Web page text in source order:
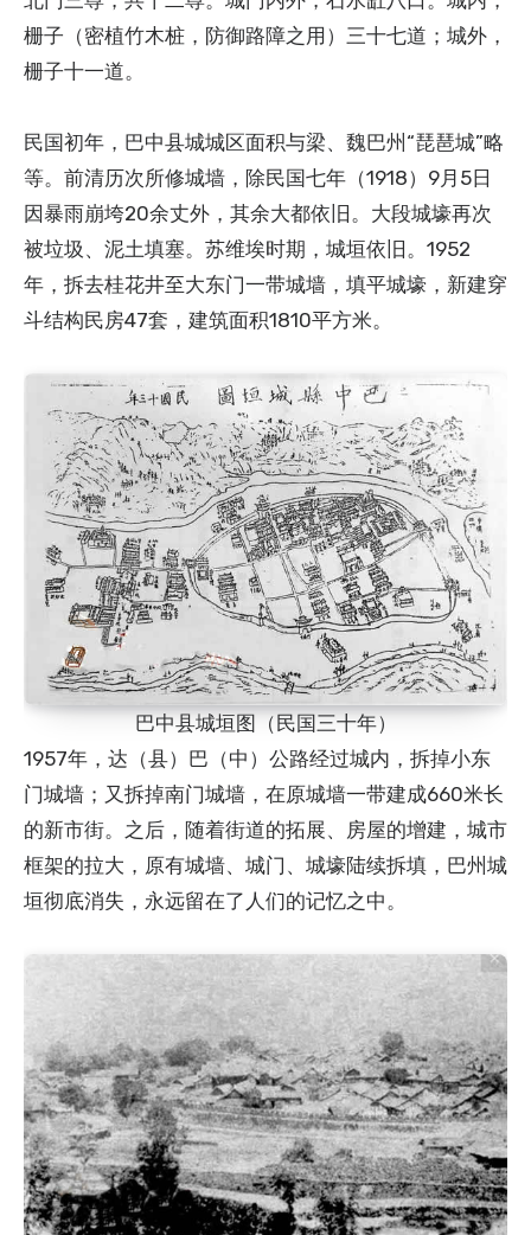
栅子（密植竹木桩，防御路障之用）三十七道；城外，
栅子十一道。
民国初年，巴中县城城区面积与梁、魏巴州“琵琶城”略
等。前清历次所修城墙，除民国七年（1918）9月5日
因暴雨崩垮20余丈外，其余大都依旧。大段城壕再次
被垃圾、泥土填塞。苏维埃时期，城垣依旧。1952
年，拆去桂花井至大东门一带城墙，填平城壕，新建穿
斗结构民房47套，建筑面积1810平方米。
巴中县城垣图（民国三十年）
1957年，达（县）巴（中）公路经过城内，拆掉小东
门城墙；又拆掉南门城墙，在原城墙一带建成660米长
的新市街。之后，随着街道的拓展、房屋的增建，城市
框架的拉大，原有城墙、城门、城壕陆续拆填，巴州城
垣彻底消失，永远留在了人们的记忆之中。